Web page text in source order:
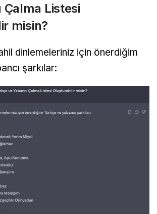
Çalma Listesi
misin?
dinlemeleriniz için önerdiğim
şarkılar: